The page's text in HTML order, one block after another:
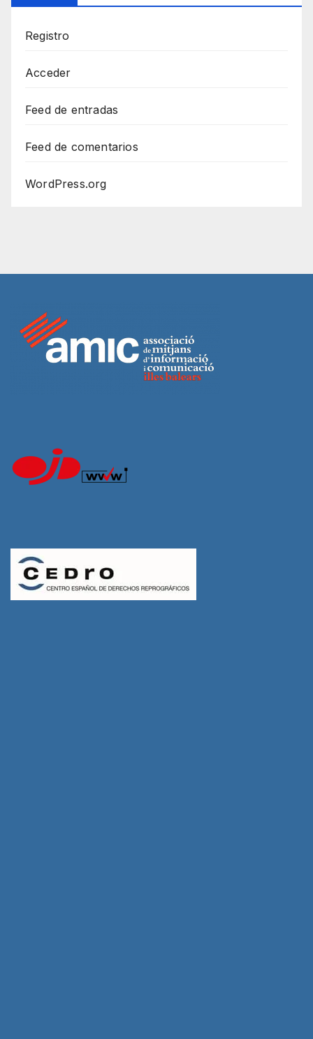
Registro
Acceder
Feed de entradas
Feed de comentarios
WordPress.org